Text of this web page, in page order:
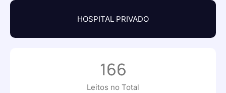
HOSPITAL PRIVADO
Leitos no Total
166